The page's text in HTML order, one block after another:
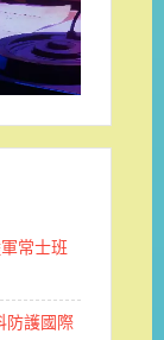
常士班
防護國際